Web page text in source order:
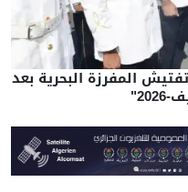
المفرزة البحرية بعد